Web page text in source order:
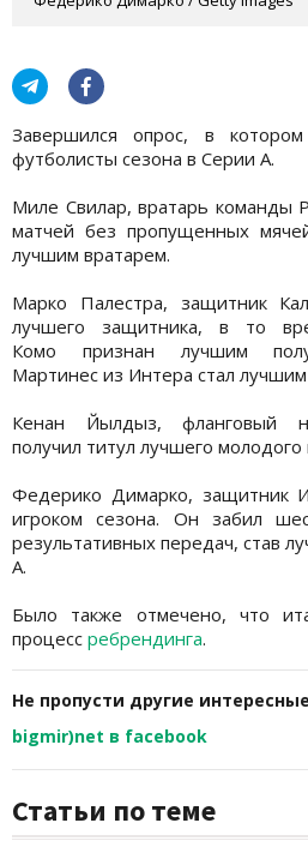
Завершился опрос, в
футболисты сезона в Серии А.
Миле Свилар, вратарь команды
матчей без пропущенных
лучшим вратарем.
Марко Палестра, защитник
лучшего защитника, в то
Комо признан лучшим
Мартинес из Интера стал
Кенан Йылдыз, фланговый
получил титул лучшего молодого
Федерико Димарко, защитник
игроком сезона. Он забил
результативных передач, став
А.
Было также отмечено, что
процесс ребрендинга.
Не пропусти другие
bigmir)net в facebook
Статьи по теме